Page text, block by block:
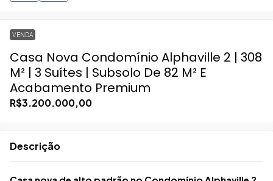
VENDA
Casa Nova Condomínio Alphaville 2 | 308
M² | 3 Suítes | Subsolo De 82 M² E
Acabamento Premium
R$3.200.000,00
Descrição